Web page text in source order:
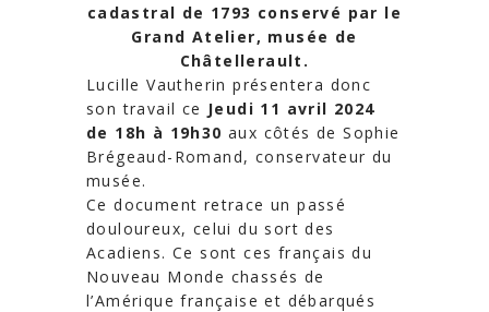
cadastral de 1793 conservé par le
Grand Atelier, musée de
Châtellerault.
Lucille Vautherinprésentera donc
son travail ce Jeudi 11 avril 2024
de 18h à 19h30aux côtés de Sophie
Brégeaud-Romand, conservateur du
musée.
Ce document retrace un passé
douloureux, celui du sort des
Acadiens. Ce sont ces français du
Nouveau Monde chassés de
l’Amérique française et débarqués